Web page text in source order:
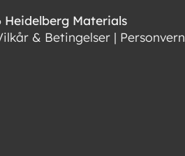
Heidelberg Materials
& Betingelser | Personvern